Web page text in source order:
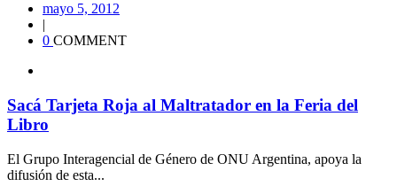
mayo 5, 2012
|
0 COMMENT
Sacá Tarjeta Roja al Maltratador en la Feria del
Libro
El Grupo Interagencial de Género de ONU Argentina, apoya la
difusión de esta...